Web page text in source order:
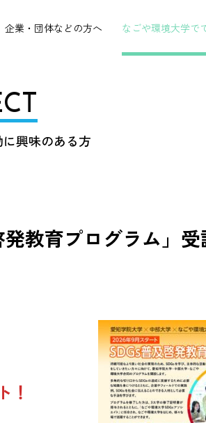
企業・団体などの方へ なごや環境大学で
興味のある方
教育プログラム」
！